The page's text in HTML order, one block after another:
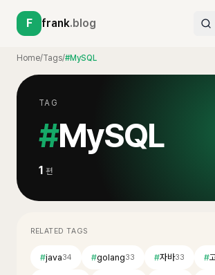
F frank.blog
Home/Tags/#MySQL
TAG
#MySQL
1 편
RELATED TAGS
#java34 #golang33 #자바33 #